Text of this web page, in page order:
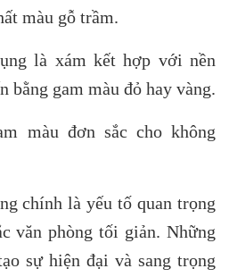
màu gỗ trầm.
là xám kết hợp với nền
bằng gam màu đỏ hay vàng.
màu đơn sắc cho không
chính là yếu tố quan trọng
văn phòng tối giản. Những
sự hiện đại và sang trọng